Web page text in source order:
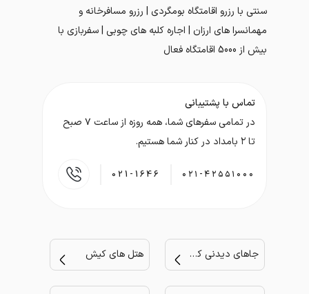
سنتی با رزرو اقامتگاه بومگردی | رزرو مسافرخانه و
مهمانسرا های ارزان | اجاره کلبه های چوبی | سفربازی با
بیش از 5000 اقامتگاه فعال
تماس با پشتیبانی
در تمامی سفر‌های شما، همه روزه از ساعت ۷ صبح
تا ۲ بامداد در کنار شما هستیم.
۰۲۱-۴۲۵۵۱۰۰۰ 021-1646
جاهای دیدنی کیش هتل های کیش